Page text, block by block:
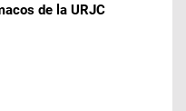
de la URJC